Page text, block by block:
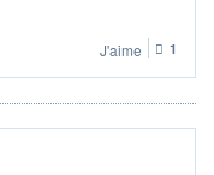
J'aime 1